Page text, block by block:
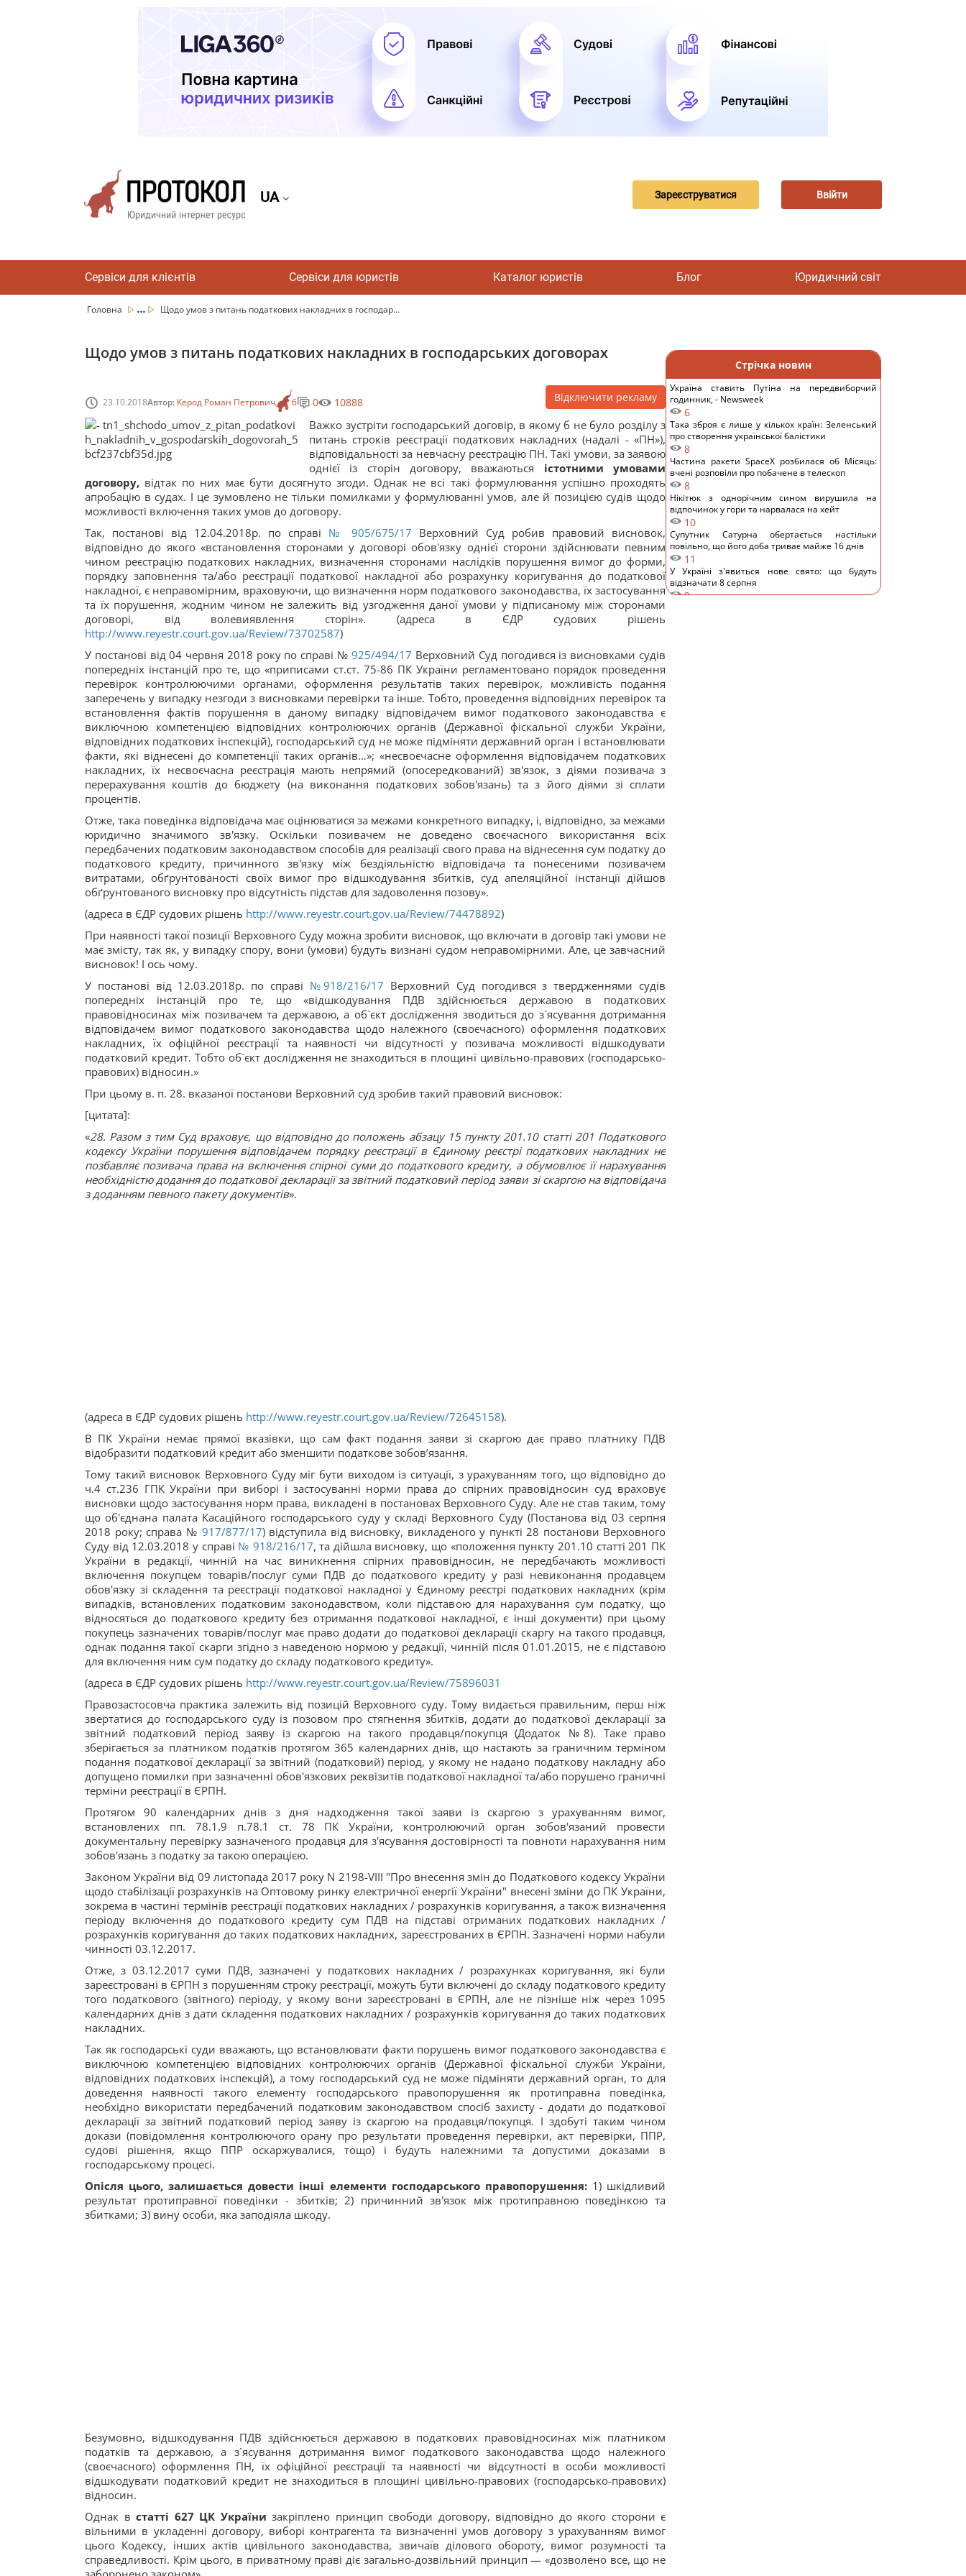
UA Зареєструватися Ввійти
Сервіси для клієнтів Сервіси для юристів Каталог юристів Блог Юридичний світ
Головна ... Щодо умов з питань податкових накладних в господар...
Щодо умов з питань податкових накладних в господарських договорах
23.10.2018Автор: Керод Роман Петрович 6 0 10888 Відключити рекламу
Важко зустріти господарський договір, в якому б не було розділу з
питань строків реєстрації податкових накладних (надалі - «ПН»),
відповідальності за невчасну реєстрацію ПН. Такі умови, за заявою
однієї із сторін договору, вважаються істотними умовами
договору, відтак по них має бути досягнуто згоди. Однак не всі такі формулювання успішно проходять
апробацію в судах. І це зумовлено не тільки помилками у формулюванні умов, але й позицією судів щодо
можливості включення таких умов до договору.
Так, постанові від 12.04.2018р. по справі № 905/675/17 Верховний Суд робив правовий висновок,
відповідно до якого «встановлення сторонами у договорі обов'язку однієї сторони здійснювати певним
чином реєстрацію податкових накладних, визначення сторонами наслідків порушення вимог до форми,
порядку заповнення та/або реєстрації податкової накладної або розрахунку коригування до податкової
накладної, є неправомірним, враховуючи, що визначення норм податкового законодавства, їх застосування
та їх порушення, жодним чином не залежить від узгодження даної умови у підписаному між сторонами
договорі, від волевиявлення сторін». (адреса в ЄДР судових рішень
http://www.reyestr.court.gov.ua/Review/73702587)
У постанові від 04 червня 2018 року по справі №925/494/17 Верховний Суд погодився із висновками судів
попередніх інстанцій про те, що «приписами ст.ст. 75-86 ПК України регламентовано порядок проведення
перевірок контролюючими органами, оформлення результатів таких перевірок, можливість подання
заперечень у випадку незгоди з висновками перевірки та інше. Тобто, проведення відповідних перевірок та
встановлення фактів порушення в даному випадку відповідачем вимог податкового законодавства є
виключною компетенцією відповідних контролюючих органів (Державної фіскальної служби України,
відповідних податкових інспекцій), господарський суд не може підміняти державний орган і встановлювати
факти, які віднесені до компетенції таких органів…»; «несвоєчасне оформлення відповідачем податкових
накладних, їх несвоєчасна реєстрація мають непрямий (опосередкований) зв'язок, з діями позивача з
перерахування коштів до бюджету (на виконання податкових зобов'язань) та з його діями зі сплати
процентів.
Отже, така поведінка відповідача має оцінюватися за межами конкретного випадку, і, відповідно, за межами
юридично значимого зв'язку. Оскільки позивачем не доведено своєчасного використання всіх
передбачених податковим законодавством способів для реалізації свого права на віднесення сум податку до
податкового кредиту, причинного зв'язку між бездіяльністю відповідача та понесеними позивачем
витратами, обґрунтованості своїх вимог про відшкодування збитків, суд апеляційної інстанції дійшов
обґрунтованого висновку про відсутність підстав для задоволення позову».
(адреса в ЄДР судових рішень http://www.reyestr.court.gov.ua/Review/74478892)
При наявності такої позиції Верховного Суду можна зробити висновок, що включати в договір такі умови не
має змісту, так як, у випадку спору, вони (умови) будуть визнані судом неправомірними. Але, це завчасний
висновок! І ось чому.
У постанові від 12.03.2018р. по справі №918/216/17 Верховний Суд погодився з твердженнями судів
попередніх інстанцій про те, що «відшкодування ПДВ здійснюється державою в податкових
правовідносинах між позивачем та державою, а об`єкт дослідження зводиться до з`ясування дотримання
відповідачем вимог податкового законодавства щодо належного (своєчасного) оформлення податкових
накладних, їх офіційної реєстрації та наявності чи відсутності у позивача можливості відшкодувати
податковий кредит. Тобто об`єкт дослідження не знаходиться в площині цивільно-правових (господарсько-
правових) відносин.»
При цьому в. п. 28. вказаної постанови Верховний суд зробив такий правовий висновок:
[цитата]:
«28. Разом з тим Суд враховує, що відповідно до положень абзацу 15 пункту 201.10 статті 201 Податкового
кодексу України порушення відповідачем порядку реєстрації в Єдиному реєстрі податкових накладних не
позбавляє позивача права на включення спірної суми до податкового кредиту, а обумовлює її нарахування
необхідністю додання до податкової декларації за звітний податковий період заяви зі скаргою на відповідача
з доданням певного пакету документів».
(адреса в ЄДР судових рішень http://www.reyestr.court.gov.ua/Review/72645158).
В ПК України немає прямої вказівки, що сам факт подання заяви зі скаргою дає право платнику ПДВ
відобразити податковий кредит або зменшити податкове зобов’язання.
Тому такий висновок Верховного Суду міг бути виходом із ситуації, з урахуванням того, що відповідно до
ч.4 ст.236 ГПК України при виборі і застосуванні норми права до спірних правовідносин суд враховує
висновки щодо застосування норм права, викладені в постановах Верховного Суду. Але не став таким, тому
що об'єднана палата Касаційного господарського суду у складі Верховного Суду (Постанова від 03 серпня
2018 року; справа № 917/877/17) відступила від висновку, викладеного у пункті 28 постанови Верховного
Суду від 12.03.2018 у справі № 918/216/17, та дійшла висновку, що «положення пункту 201.10 статті 201 ПК
України в редакції, чинній на час виникнення спірних правовідносин, не передбачають можливості
включення покупцем товарів/послуг суми ПДВ до податкового кредиту у разі невиконання продавцем
обов'язку зі складення та реєстрації податкової накладної у Єдиному реєстрі податкових накладних (крім
випадків, встановлених податковим законодавством, коли підставою для нарахування сум податку, що
відносяться до податкового кредиту без отримання податкової накладної, є інші документи) при цьому
покупець зазначених товарів/послуг має право додати до податкової декларації скаргу на такого продавця,
однак подання такої скарги згідно з наведеною нормою у редакції, чинній після 01.01.2015, не є підставою
для включення ним сум податку до складу податкового кредиту».
(адреса в ЄДР судових рішень http://www.reyestr.court.gov.ua/Review/75896031
Правозастосовча практика залежить від позицій Верховного суду. Тому видається правильним, перш ніж
звертатися до господарського суду із позовом про стягнення збитків, додати до податкової декларації за
звітний податковий період заяву із скаргою на такого продавця/покупця (Додаток №8). Таке право
зберігається за платником податків протягом 365 календарних днів, що настають за граничним терміном
подання податкової декларації за звітний (податковий) період, у якому не надано податкову накладну або
допущено помилки при зазначенні обов'язкових реквізитів податкової накладної та/або порушено граничні
терміни реєстрації в ЄРПН.
Протягом 90 календарних днів з дня надходження такої заяви із скаргою з урахуванням вимог,
встановлених пп. 78.1.9 п.78.1 ст. 78 ПК України, контролюючий орган зобов'язаний провести
документальну перевірку зазначеного продавця для з'ясування достовірності та повноти нарахування ним
зобов'язань з податку за такою операцією.
Законом України від 09 листопада 2017 року N 2198-VIII "Про внесення змін до Податкового кодексу України
щодо стабілізації розрахунків на Оптовому ринку електричної енергії України" внесені зміни до ПК України,
зокрема в частині термінів реєстрації податкових накладних / розрахунків коригування, а також визначення
періоду включення до податкового кредиту сум ПДВ на підставі отриманих податкових накладних /
розрахунків коригування до таких податкових накладних, зареєстрованих в ЄРПН. Зазначені норми набули
чинності 03.12.2017.
Отже, з 03.12.2017 суми ПДВ, зазначені у податкових накладних / розрахунках коригування, які були
зареєстровані в ЄРПН з порушенням строку реєстрації, можуть бути включені до складу податкового кредиту
того податкового (звітного) періоду, у якому вони зареєстровані в ЄРПН, але не пізніше ніж через 1095
календарних днів з дати складення податкових накладних / розрахунків коригування до таких податкових
накладних.
Так як господарські суди вважають, що встановлювати факти порушень вимог податкового законодавства є
виключною компетенцією відповідних контролюючих органів (Державної фіскальної служби України,
відповідних податкових інспекцій), а тому господарський суд не може підміняти державний орган, то для
доведення наявності такого елементу господарського правопорушення як протиправна поведінка,
необхідно використати передбачений податковим законодавством спосіб захисту - додати до податкової
декларації за звітний податковий період заяву із скаргою на продавця/покупця. І здобуті таким чином
докази (повідомлення контролюючого орану про результати проведення перевірки, акт перевірки, ППР,
судові рішення, якщо ППР оскаржувалися, тощо) і будуть належними та допустими доказами в
господарському процесі.
Опісля цього, залишається довести інші елементи господарського правопорушення:1) шкідливий
результат протиправної поведінки - збитків; 2) причинний зв'язок між протиправною поведінкою та
збитками; 3) вину особи, яка заподіяла шкоду.
Безумовно, відшкодування ПДВ здійснюється державою в податкових правовідносинах між платником
податків та державою, а з`ясування дотримання вимог податкового законодавства щодо належного
(своєчасного) оформлення ПН, їх офіційної реєстрації та наявності чи відсутності в особи можливості
відшкодувати податковий кредит не знаходиться в площині цивільно-правових (господарсько-правових)
відносин.
Однак в статті 627 ЦК України закріплено принцип свободи договору, відповідно до якого сторони є
вільними в укладенні договору, виборі контрагента та визначенні умов договору з урахуванням вимог
цього Кодексу, інших актів цивільного законодавства, звичаїв ділового обороту, вимог розумності та
справедливості. Крім цього, в приватному праві діє загально-дозвільний принцип — «дозволено все, що не
Стрічка новин
Україна ставить Путіна на передвиборчий
годинник, - Newsweek
6
Така зброя є лише у кількох країн: Зеленський
про створення української балістики
8
Частина ракети SpaceX розбилася об Місяць:
вчені розповіли про побачене в телескоп
8
Нікітюк з однорічним сином вирушила на
відпочинок у гори та нарвалася на хейт
10
Супутник Сатурна обертається настільки
повільно, що його доба триває майже 16 днів
11
У Україні з'явиться нове свято: що будуть
відзначати 8 серпня
9